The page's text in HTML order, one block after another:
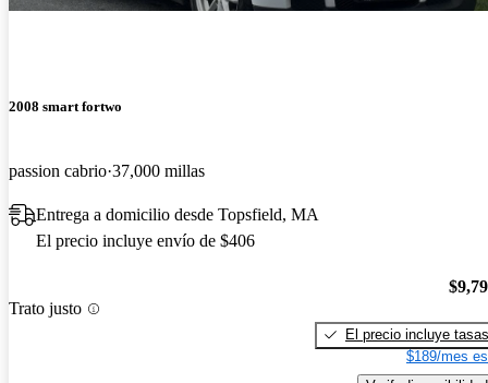
2008 smart fortwo
passion cabrio 37,000 millas
Entrega a domicilio desde Topsfield, MA
El precio incluye envío de $406
Trato justo
El precio incluye tasas
$189/mes